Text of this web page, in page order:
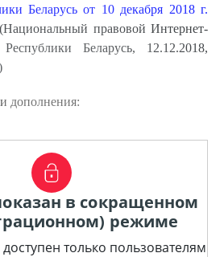
Беларусь от 10 декабря 2018 г.
(Национальный правовой Интернет-
Беларусь, 12.12.2018,
дополнения:
в сокращенном
режиме
только пользователям